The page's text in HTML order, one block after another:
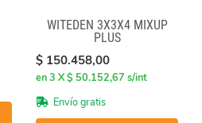
WITEDEN 3X3X4 MIXUP
PLUS
$ 150.458,00
en 3 X $ 50.152,67 s/int
Envío gratis